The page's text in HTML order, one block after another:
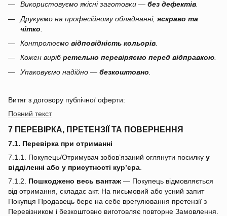
Використовуємо якісні заготовки — без дефектів
Друкуємо на професійному обладнанні, яскраво та
чітко
Контролюємо відповідність кольорів
Кожен вирібретельно перевіряємо перед відправкою.
Упаковуємо надійно — безкоштовно
Витяг з договору публічної оферти:
Повний текст
7 ПЕРЕВІРКА, ПРЕТЕНЗІЇ ТА ПОВЕРНЕННЯ
7.1. Перевірка при отриманні
7.1.1. Покупець/Отримувач зобов’язаний оглянути посилку у
відділенні або у присутності кур’єра
7.1.2. Пошкоджено весь вантаж — Покупець відмовляється
від отримання, складає акт. На письмовий або усний запит
Покупця Продавець бере на себе врегулювання претензії з
Перевізником і безкоштовно виготовляє повторне Замовлення.